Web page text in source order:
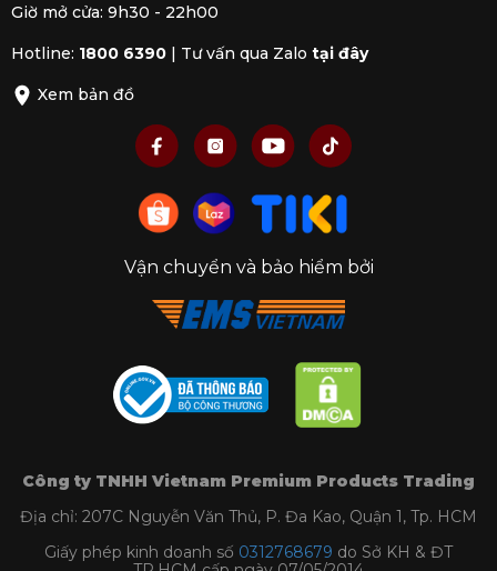
3.1 Dụng cụ nhà bếp thương hiệu
KitchenAid (Mỹ)
KitchenAid
giúp tăng sự linh hoạt khi sử dụng các sản phẩm
nhà bếp chính cho người dùng. Các sản phẩm
đều được hãng sản xuất từ chất liệu cao cấp, an
toàn cho sức khỏe, đặc biệt là không chứa chất
Giờ mở cửa: 9h30 - 22h00
Hotline: 1800 6390 | Tư vấn qua Zalo tại đây
Xem bản đồ
Vận chuyển và bảo hiểm bởi
Công ty TNHH Vietnam Premium Products Trading
Địa chỉ: 207C Nguyễn Văn Thủ, P. Đa Kao, Quận 1, Tp. HCM
Giấy phép kinh doanh số 0312768679 do Sở KH & ĐT